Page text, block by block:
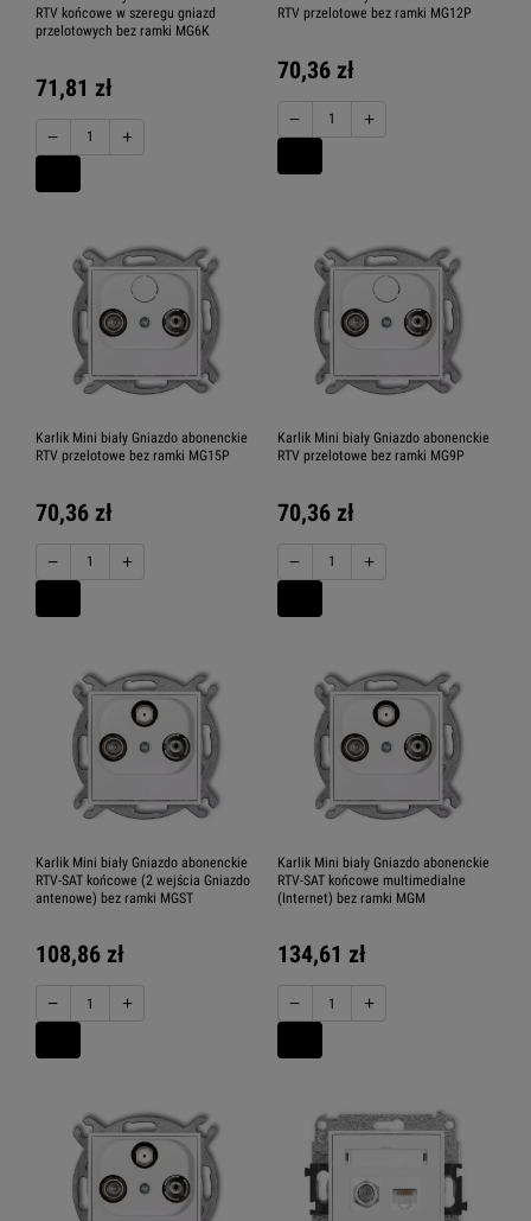
RTV końcowe w szeregu gniazd
przelotowych bez ramki MG6K
71,81 zł
− +
RTV przelotowe bez ramki MG12P
70,36 zł
− +
Karlik Mini biały Gniazdo abonenckie
RTV przelotowe bez ramki MG15P
70,36 zł
− +
Karlik Mini biały Gniazdo abonenckie
RTV przelotowe bez ramki MG9P
70,36 zł
− +
Karlik Mini biały Gniazdo abonenckie
RTV-SAT końcowe (2 wejścia Gniazdo
antenowe) bez ramki MGST
108,86 zł
− +
Karlik Mini biały Gniazdo abonenckie
RTV-SAT końcowe multimedialne
(Internet) bez ramki MGM
134,61 zł
− +